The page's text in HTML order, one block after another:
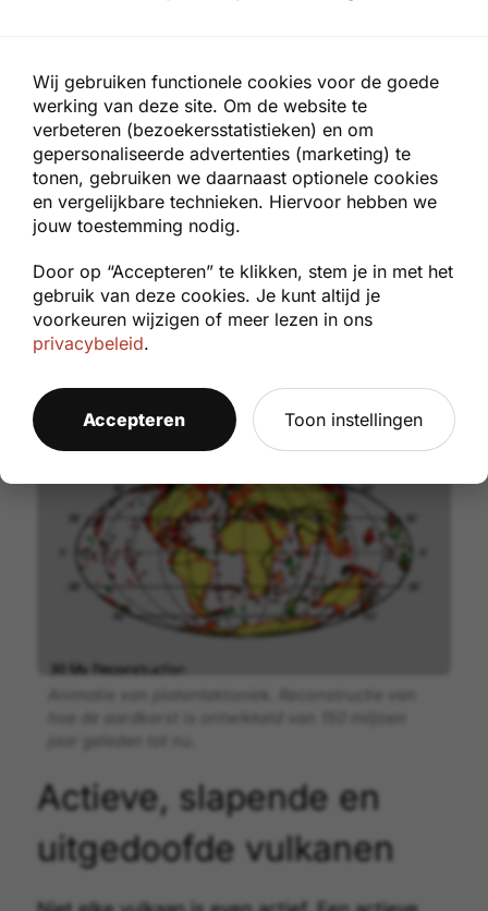
Hoe ontstaan vulkanen?
Vulkanenontstaanop plaatsen waar de
aardkorst zwak is of openscheurt. Dit gebeurt
voornamelijk langs de grenzen van tektonische
botsen) en bovenhotspots: vaste plekken in de
aardmantel waar het gesteente bijzonder heet
is. Deplatentektoniek is daarmee de drijvende
kracht achter vrijwel alle vulkanische activiteit
op aarde.
Actieve, slapende en
uitgedoofde vulkanen
Wij gebruiken functionele cookies voor de goede
werking van deze site. Om de website te
verbeteren (bezoekersstatistieken) en om
gepersonaliseerde advertenties (marketing) te
tonen, gebruiken we daarnaast optionele cookies
en vergelijkbare technieken. Hiervoor hebben we
jouw toestemming nodig.
Door op “Accepteren” te klikken, stem je in met het
gebruik van deze cookies. Je kunt altijd je
voorkeuren wijzigen of meer lezen in ons
privacybeleid.
Accepteren Toon instellingen